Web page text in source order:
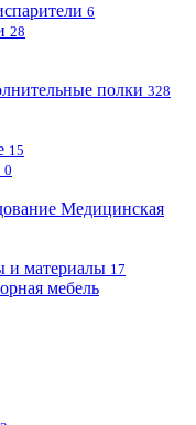
6
28
полки 328
15
0
Медицинская
и материалы 17
мебель